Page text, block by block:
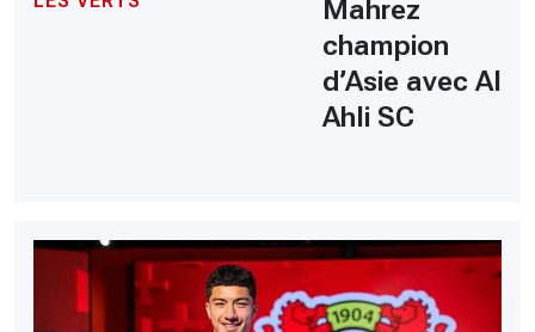
Mahrez
champion
d’Asie avec Al
Ahli SC